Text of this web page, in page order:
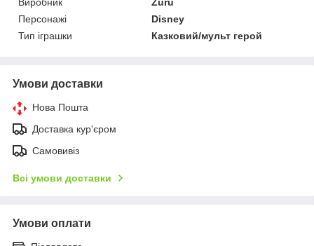
Персонажі
Disney
Тип іграшки
Казковий/мульт герой
Умови доставки
Нова Пошта
Доставка кур'єром
Самовивіз
Всі умови доставки
Умови оплати